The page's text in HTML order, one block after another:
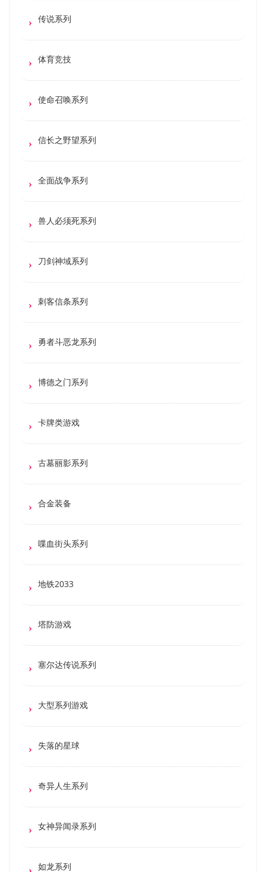
传说系列
体育竞技
使命召唤系列
信长之野望系列
全面战争系列
兽人必须死系列
刀剑神域系列
刺客信条系列
勇者斗恶龙系列
博德之门系列
卡牌类游戏
古墓丽影系列
合金装备
喋血街头系列
地铁2033
塔防游戏
塞尔达传说系列
大型系列游戏
失落的星球
奇异人生系列
女神异闻录系列
如龙系列